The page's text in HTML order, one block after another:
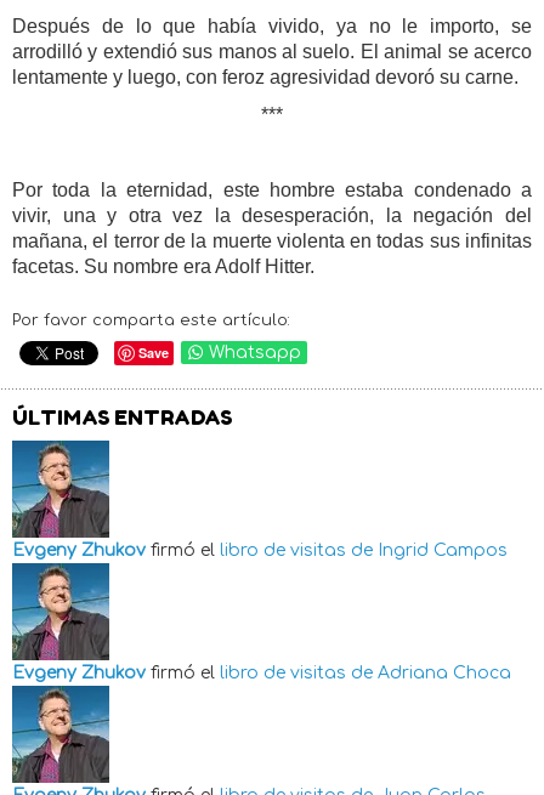
Después de lo que había vivido, ya no le importo, se
arrodilló y extendió sus manos al suelo. El animal se acerco
lentamente y luego, con feroz agresividad devoró su carne.
***
Por toda la eternidad, este hombre estaba condenado a
vivir, una y otra vez la desesperación, la negación del
mañana, el terror de la muerte violenta en todas sus infinitas
facetas. Su nombre era Adolf Hitter.
Por favor comparta este artículo:
Save Whatsapp
ÚLTIMAS ENTRADAS
Evgeny Zhukov firmó el libro de visitas de Ingrid Campos
Evgeny Zhukov firmó el libro de visitas de Adriana Choca